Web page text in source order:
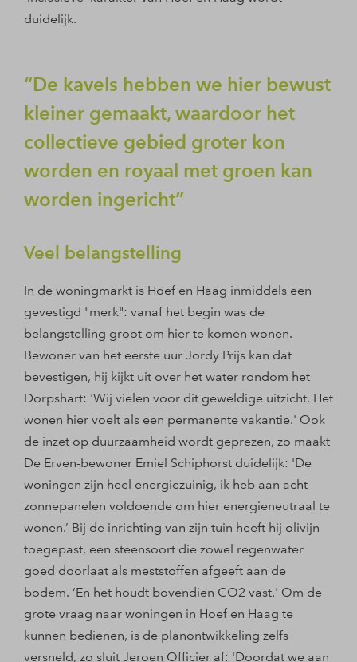
duidelijk.
De kavels hebben we hier bewust
kleiner gemaakt, waardoor het
collectieve gebied groter kon
worden en royaal met groen kan
worden ingericht
Veel belangstelling
In de woningmarkt is Hoef en Haag inmiddels een
gevestigd "merk": vanaf het begin was de
belangstelling groot om hier te komen wonen.
Bewoner van het eerste uur Jordy Prijs kan dat
bevestigen, hij kijkt uit over het water rondom het
Dorpshart: 'Wij vielen voor dit geweldige uitzicht. Het
wonen hier voelt als een permanente vakantie.' Ook
de inzet op duurzaamheid wordt geprezen, zo maakt
De Erven-bewoner Emiel Schiphorst duidelijk: 'De
woningen zijn heel energiezuinig, ik heb aan acht
zonnepanelen voldoende om hier energieneutraal te
wonen.’ Bij de inrichting van zijn tuin heeft hij olivijn
toegepast, een steensoort die zowel regenwater
goed doorlaat als meststoffen afgeeft aan de
bodem. ‘En het houdt bovendien CO2 vast.' Om de
grote vraag naar woningen in Hoef en Haag te
kunnen bedienen, is de planontwikkeling zelfs
versneld, zo sluit Jeroen Officier af: 'Doordat we aan